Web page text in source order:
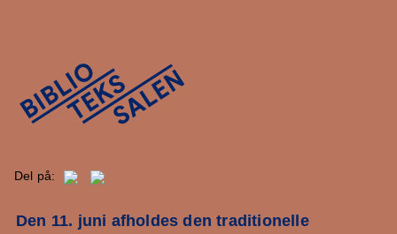
Del på:
Den 11. juni afholdes den traditionelle